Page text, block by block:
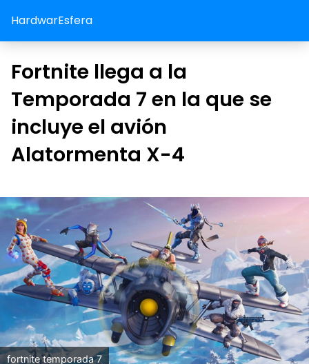
HardwarEsfera
Fortnite llega a la
Temporada 7 en la que se
incluye el avión
Alatormenta X-4
fortnite temporada 7